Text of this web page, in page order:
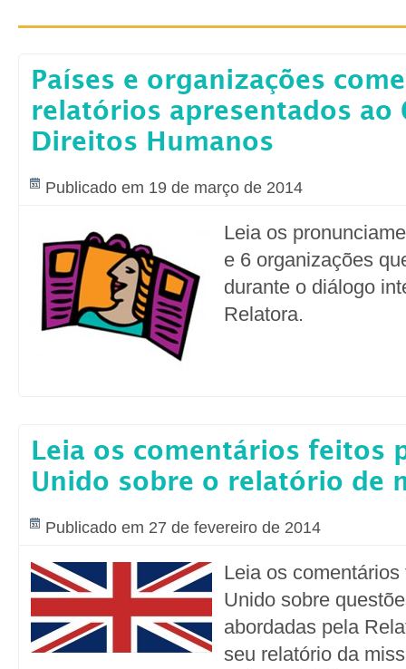
Países e organizações
relatórios apresentados ao
Direitos Humanos
Publicado em 19 de março de 2014
Leia os
e 6 organizações
durante o diálogo
Relatora.
Leia os comentários feitos
Unido sobre o relatório de
Publicado em 27 de fevereiro de 2014
Leia os
Unido sobre
abordadas pela
seu relatório da